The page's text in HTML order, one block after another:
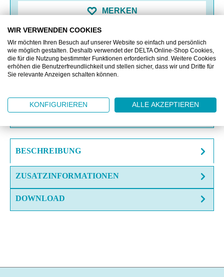
MERKEN
VERGLEICHEN
OFFERTE EINHOLEN
FRAGE ZUM ARTIKEL?
BESCHREIBUNG
ZUSATZINFORMATIONEN
DOWNLOAD
WIR VERWENDEN COOKIES
Wir möchten Ihren Besuch auf unserer Website so einfach und persönlich
wie möglich gestalten. Deshalb verwendet der DELTA Online-Shop Cookies,
die für die Nutzung bestimmter Funktionen erforderlich sind. Weitere Cookies
erhöhen die Benutzerfreundlichkeit und stellen sicher, dass wir und Dritte für
Sie relevante Anzeigen schalten können.
KONFIGURIEREN ALLE AKZEPTIEREN